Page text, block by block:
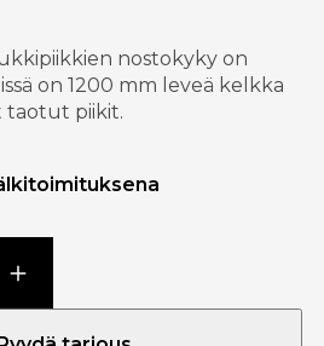
nostokyky on
on 1200 mm leveä kelkka
taotut piikit.